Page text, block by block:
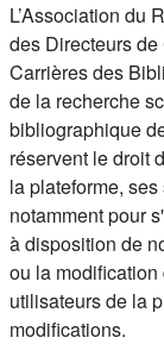
L’Association du
des Directeurs
Carrières des
de la recherche
bibliographique
réservent le droit
la plateforme,
notamment pour
à disposition de
ou la
utilisateurs de la
modifications.